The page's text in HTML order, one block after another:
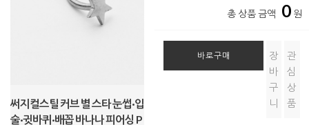
써지컬스틸 커브 별 스타 눈썹·입
술·귓바퀴·배꼽 바나나 피어싱 P
총 상품 금액 0 원
바로구매
장
바
구
니
관
심
상
품